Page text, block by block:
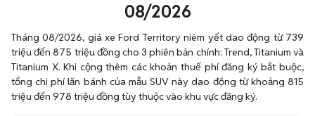
08/2026
Tháng 08/2026, giá xe Ford Territory niêm yết dao động từ 739
triệu đến 875 triệu đồng cho 3 phiên bản chính: Trend, Titanium và
Titanium X. Khi cộng thêm các khoản thuế phí đăng ký bắt buộc,
tổng chi phí lăn bánh của mẫu SUV này dao động từ khoảng 815
triệu đến 978 triệu đồng tùy thuộc vào khu vực đăng ký.